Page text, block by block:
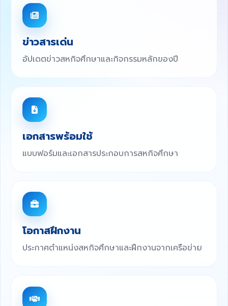
ข่าวสารเด่น
อัปเดตข่าวสหกิจศึกษาและกิจกรรมหลักของปี
เอกสารพร้อมใช้
แบบฟอร์มและเอกสารประกอบการสหกิจศึกษา
โอกาสฝึกงาน
ประกาศตำแหน่งสหกิจศึกษาและฝึกงานจากเครือข่าย